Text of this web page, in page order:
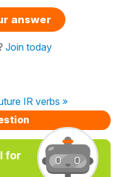
answer
Join today
IR verbs »
for